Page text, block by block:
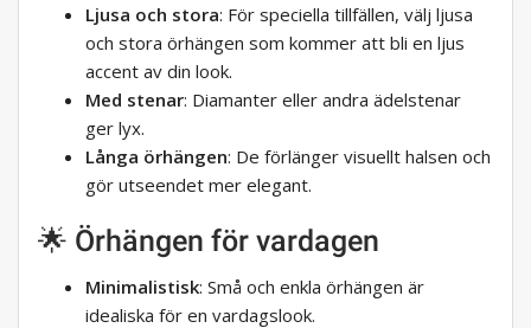
Ljusa och stora: För speciella tillfällen, välj ljusa
och stora örhängen som kommer att bli en ljus
accent av din look.
Med stenar: Diamanter eller andra ädelstenar
ger lyx.
Långa örhängen: De förlänger visuellt halsen och
gör utseendet mer elegant.
🌟 Örhängen för vardagen
Minimalistisk: Små och enkla örhängen är
idealiska för en vardagslook.